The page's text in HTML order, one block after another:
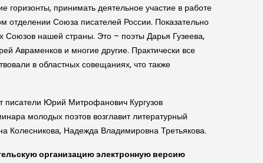
принимать деятельное участие в работе
отделении Союза писателей России. Показательно
Союзов нашей страны. Это – поэты Дарья Гузеева,
Авраменков и многие другие. Практически все
в областных совещаниях, что также
писатели Юрий Митрофанович Кургузов
молодых поэтов возглавит литературный
Колесникова, Надежда Владимировна Третьякова.
организацию электронную версию